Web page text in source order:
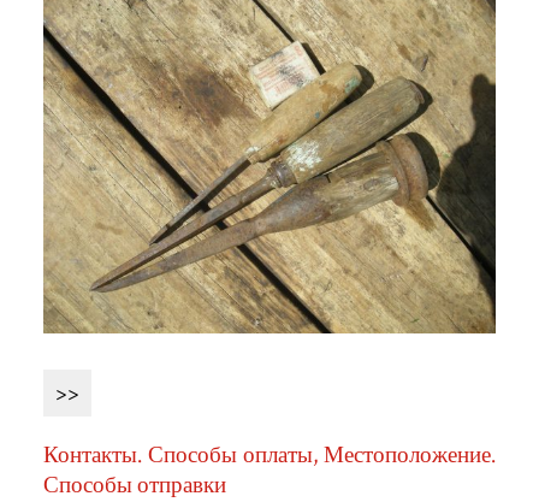
>>
Контакты. Способы оплаты, Местоположение.
Способы отправки